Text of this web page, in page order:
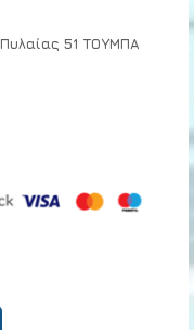
Πυλαίας 51 ΤΟΥΜΠΑ